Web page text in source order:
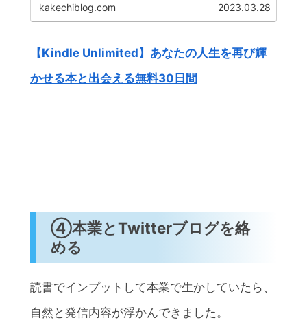
kakechiblog.com 2023.03.28
【Kindle Unlimited】あなたの人生を再び輝
かせる本と出会える無料30日間
④本業とTwitterブログを絡
める
読書でインプットして本業で生かしていたら、
自然と発信内容が浮かんできました。